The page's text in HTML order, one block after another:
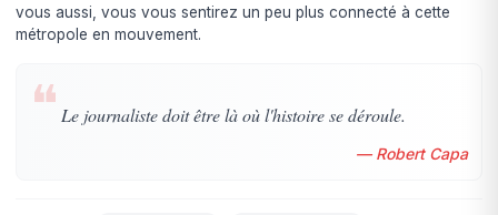
vous aussi, vous vous sentirez un peu plus connecté à cette
métropole en mouvement.
❝ Le journaliste doit être là où l'histoire se déroule.
— Robert Capa